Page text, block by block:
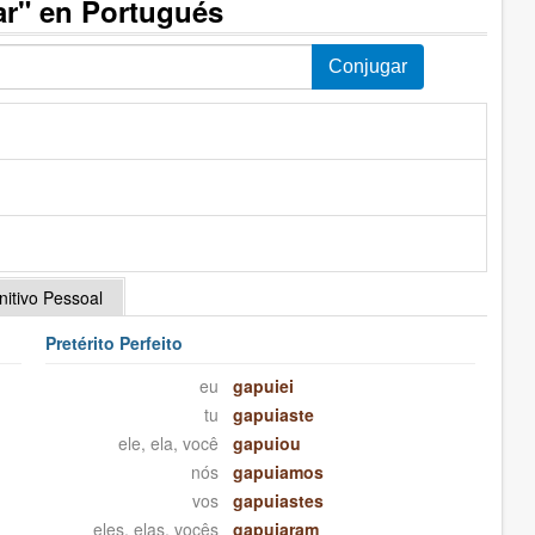
en Portugués
Pessoal
Pretérito Perfeito
eu
gapuiei
tu
gapuiaste
ele, ela, você
gapuiou
nós
gapuiamos
vos
gapuiastes
eles, elas, vocês
gapuiaram